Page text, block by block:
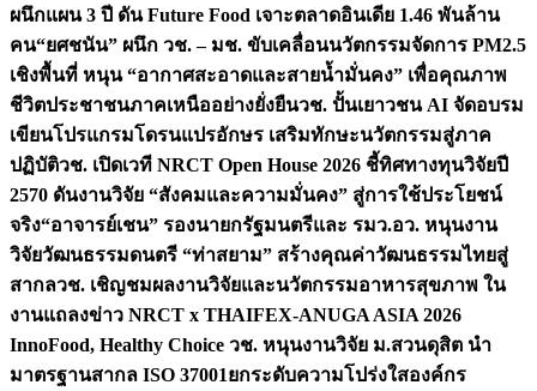
ผนึกแผน 3 ปี ดัน Future Food เจาะตลาดอินเดีย 1.46 พันล้าน
คน“ยศชนัน” ผนึก วช. – มช. ขับเคลื่อนนวัตกรรมจัดการ PM2.5
เชิงพื้นที่ หนุน “อากาศสะอาดและสายน้ำมั่นคง” เพื่อคุณภาพ
ชีวิตประชาชนภาคเหนืออย่างยั่งยืนวช. ปั้นเยาวชน AI จัดอบรม
เขียนโปรแกรมโดรนแปรอักษร เสริมทักษะนวัตกรรมสู่ภาค
ปฏิบัติวช. เปิดเวที NRCT Open House 2026 ชี้ทิศทางทุนวิจัยปี
2570 ดันงานวิจัย “สังคมและความมั่นคง” สู่การใช้ประโยชน์
จริง“อาจารย์เชน” รองนายกรัฐมนตรีและ รมว.อว. หนุนงาน
วิจัยวัฒนธรรมดนตรี “ท่าสยาม” สร้างคุณค่าวัฒนธรรมไทยสู่
สากลวช. เชิญชมผลงานวิจัยและนวัตกรรมอาหารสุขภาพ ใน
งานแถลงข่าว NRCT x THAIFEX-ANUGA ASIA 2026
InnoFood, Healthy Choice วช. หนุนงานวิจัย ม.สวนดุสิต นำ
มาตรฐานสากล ISO 37001ยกระดับความโปร่งใสองค์กร